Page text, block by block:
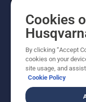
Cookies
By clicking “Accept
cookies on your
site usage, and
Cookie Policy